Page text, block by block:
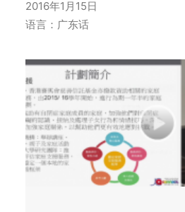
2016年1月15日
语言：广东话